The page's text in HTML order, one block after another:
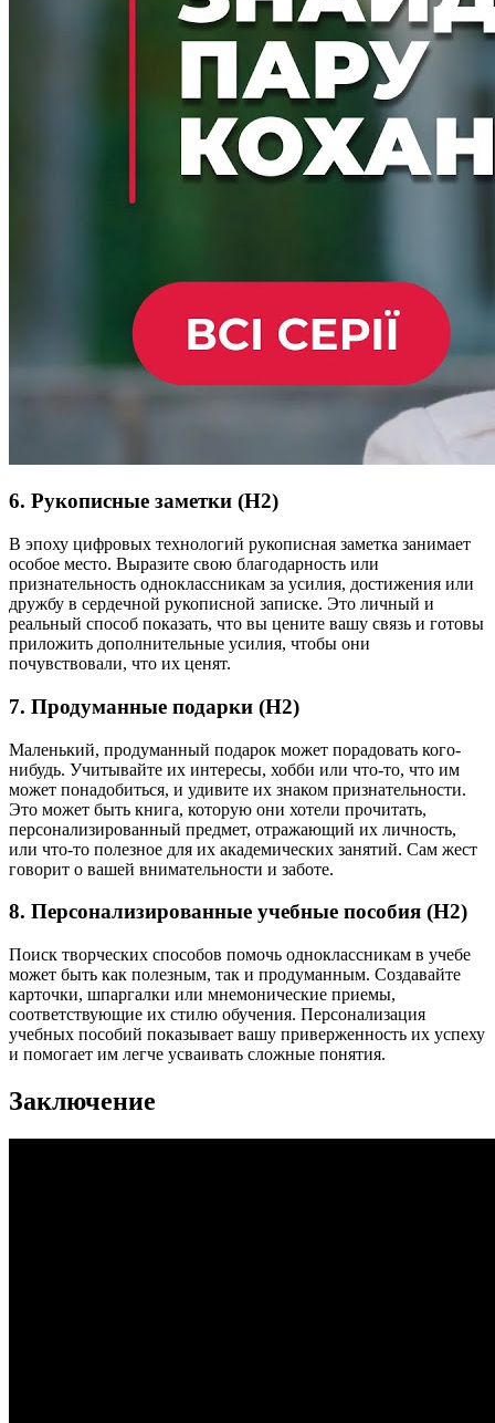
6. Рукописные заметки (H2)
В эпоху цифровых технологий рукописная заметка занимает
особое место. Выразите свою благодарность или
признательность одноклассникам за усилия, достижения или
дружбу в сердечной рукописной записке. Это личный и
реальный способ показать, что вы цените вашу связь и готовы
приложить дополнительные усилия, чтобы они
почувствовали, что их ценят.
7. Продуманные подарки (H2)
Маленький, продуманный подарок может порадовать кого-
нибудь. Учитывайте их интересы, хобби или что-то, что им
может понадобиться, и удивите их знаком признательности.
Это может быть книга, которую они хотели прочитать,
персонализированный предмет, отражающий их личность,
или что-то полезное для их академических занятий. Сам жест
говорит о вашей внимательности и заботе.
8. Персонализированные учебные пособия (H2)
Поиск творческих способов помочь одноклассникам в учебе
может быть как полезным, так и продуманным. Создавайте
карточки, шпаргалки или мнемонические приемы,
соответствующие их стилю обучения. Персонализация
учебных пособий показывает вашу приверженность их успеху
и помогает им легче усваивать сложные понятия.
Заключение